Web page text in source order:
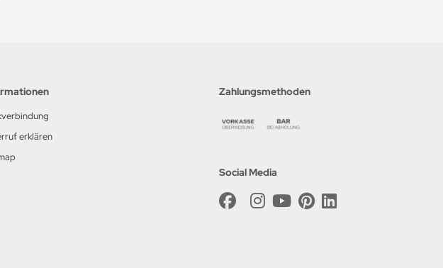
erklären
Zahlungsmethoden
Social Media